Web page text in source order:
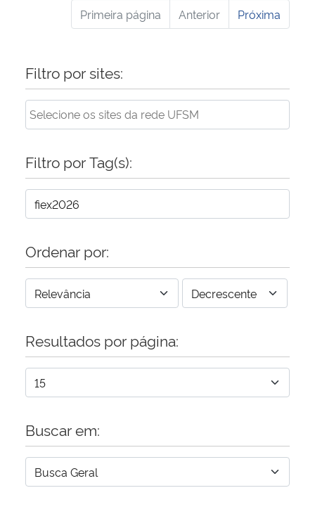
Primeira página Anterior Próxima
Filtro por sites:
Filtro por Tag(s):
Ordenar por:
Resultados por página:
Buscar em: